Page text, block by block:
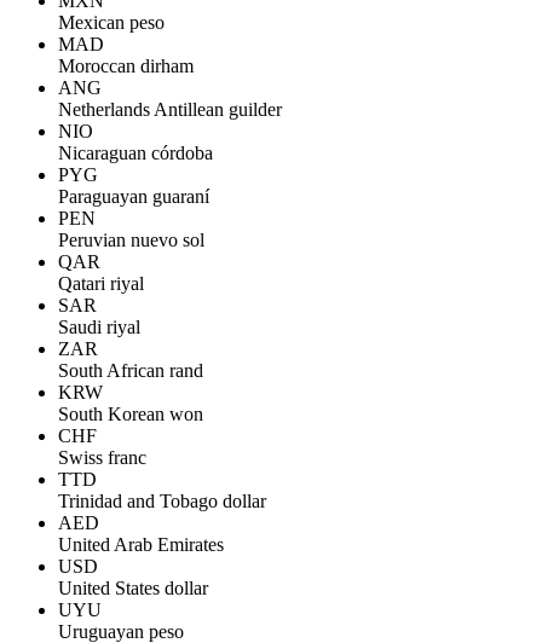
Mexican peso
MAD
Moroccan dirham
ANG
Netherlands Antillean guilder
NIO
Nicaraguan córdoba
PYG
Paraguayan guaraní
PEN
Peruvian nuevo sol
QAR
Qatari riyal
SAR
Saudi riyal
ZAR
South African rand
KRW
South Korean won
CHF
Swiss franc
TTD
Trinidad and Tobago dollar
AED
United Arab Emirates
USD
United States dollar
UYU
Uruguayan peso